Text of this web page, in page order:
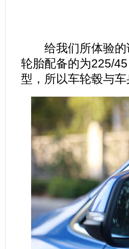
给我们所体验的
轮胎配备的为225/
型，所以车轮毂与